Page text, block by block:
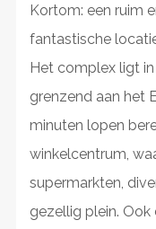
Kortom: een ruim
fantastische
Het complex ligt
grenzend aan het
minuten lopen
winkelcentrum,
supermarkten,
gezellig plein.